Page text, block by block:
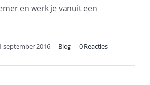
en werk je vanuit een
september 2016 | Blog | 0 Reacties